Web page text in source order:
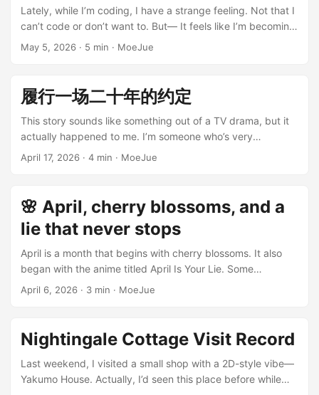
当前客户端版本是否低于插件 minversion 是否有 popup 设置
页 是否声明了本地二进制程序 Native Host 这是2.0版本新增的
件附带本地可执行程序的能力。 普通前端插件再怎么折腾，大
动，就具备普通桌面程序的系统访问能力。 ...
Lately, while I’m coding, I have a strange feeling. Not that I
can’t code or don’t want to. But— It feels like I’m becoming
less and less necessary. Previously, for a feature from
code → debug → fix bugs → launch What does it look like
now? I describe the requirement → AI writes the code → AI
fixes the bugs → I glance at it → launch ...
May 5, 2026 · 5 min · MoeJue
履行一场二十年的约定
This story sounds like something out of a TV drama, but it
actually happened to me. I’m someone who’s very
sentimental. Due to family reasons, I left that place at an
this, I’ve always envied those who could grow up side by
side with deep affection. After growing up, I always felt like
I was constantly drifting. Habitually leaving early,
April 17, 2026 · 4 min · MoeJue
🌸 April, cherry blossoms, and a
lie that never stops
April is a month that begins with cherry blossoms. It also
began with the anime titled April Is Your Lie. Some
moments are defined by the works that surround them.
notice a tree you’ve never paid attention to before, already
quietly blooming in pink. 📷 A Backdrop Straight Out of an
Anime That day, I just saw two people ahead— ...
April 6, 2026 · 3 min · MoeJue
Nightingale Cottage Visit Record
Last weekend, I visited a small shop with a 2D-style vibe—
Yakumo House. Actually, I’d seen this place before while